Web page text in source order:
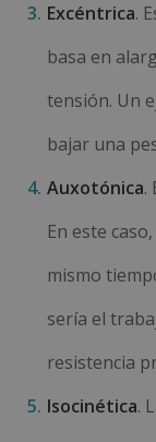
Excéntrica.
basa en
tensión. Un
bajar una
Auxotónica.
En este
mismo
sería el
resistencia
Isocinética.